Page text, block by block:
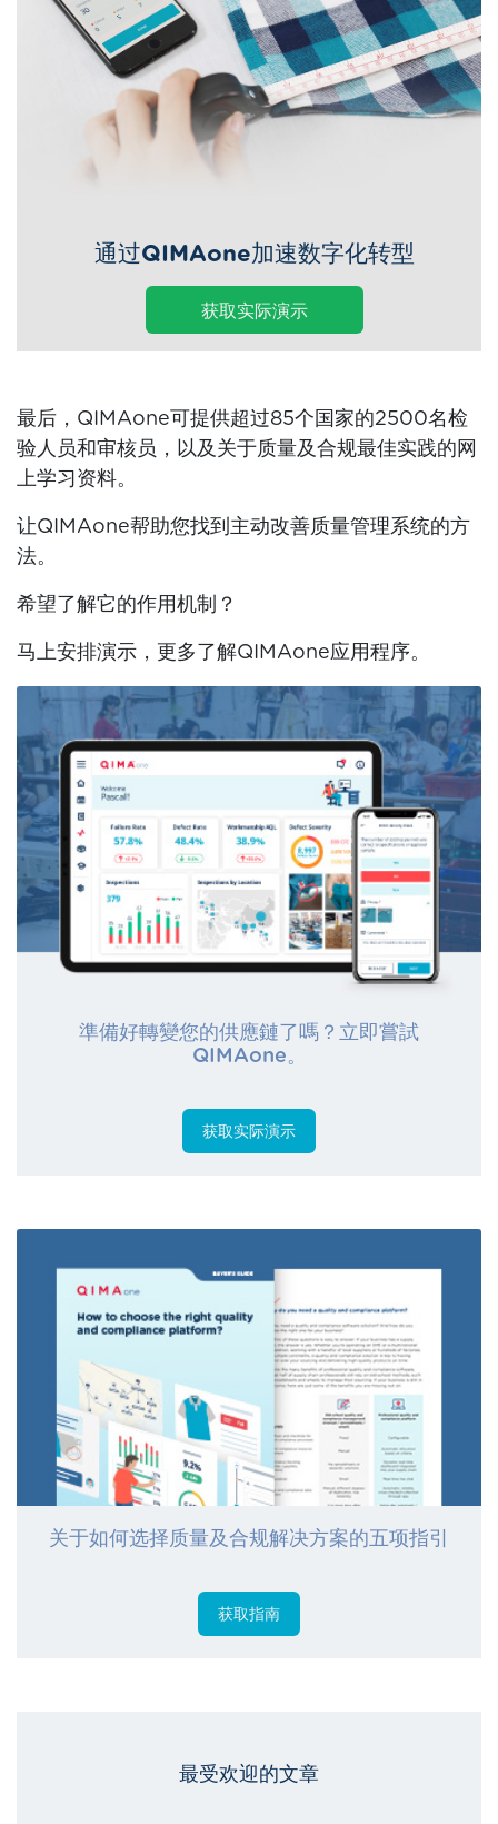
通过QIMAone加速数字化转型
获取实际演示
最后，QIMAone可提供超过85个国家的2500名检
验人员和审核员，以及关于质量及合规最佳实践的网
上学习资料。
让QIMAone帮助您找到主动改善质量管理系统的方
法。
希望了解它的作用机制？
马上安排演示，更多了解QIMAone应用程序。
準備好轉變您的供應鏈了嗎？立即嘗試
QIMAone。
获取实际演示
关于如何选择质量及合规解决方案的五项指引
获取指南
最受欢迎的文章